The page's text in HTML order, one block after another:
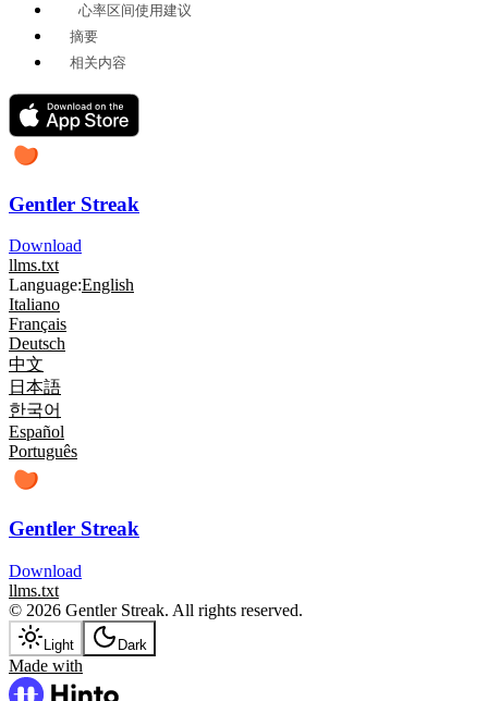
心率区间使用建议
摘要
相关内容
Gentler Streak
Download
llms.txt
Language:English
Italiano
Français
Deutsch
中文
日本語
한국어
Español
Português
Gentler Streak
Download
llms.txt
© 2026 Gentler Streak. All rights reserved.
Light Dark
Made with